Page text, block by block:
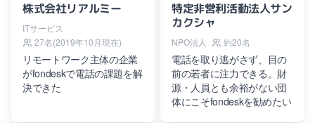
株式会社リアルミー
ITサービス
27名(2019年10月現在)
リモートワーク主体の企業
がfondeskで電話の課題を解
決できた
特定非営利活動法人サン
カクシャ
NPO法人 約20名
電話を取り逃がさず、目の
前の若者に注力できる。財
源・人員とも余裕がない団
体にこそfondeskを勧めたい